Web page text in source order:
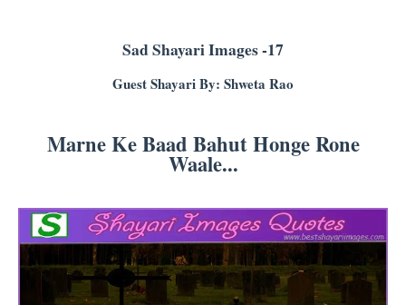
Sad Shayari Images -17
Guest Shayari By: Shweta Rao
Marne Ke Baad Bahut Honge Rone
Waale...